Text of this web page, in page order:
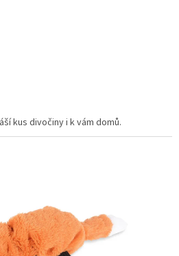
kus divočiny i k vám domů.